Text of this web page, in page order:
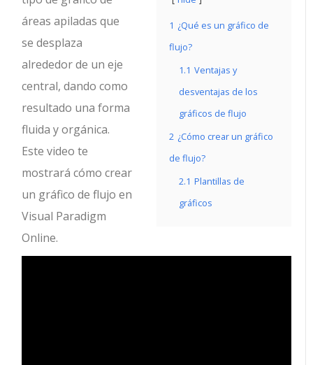
1 ¿Qué es un gráfico de
flujo?
1.1 Ventajas y
desventajas de los
gráficos de flujo
2 ¿Cómo crear un gráfico
de flujo?
2.1 Plantillas de
gráficos
áreas apiladas que
se desplaza
alrededor de un eje
central, dando como
resultado una forma
fluida y orgánica.
Este video te
mostrará cómo crear
un gráfico de flujo en
Visual Paradigm
Online.